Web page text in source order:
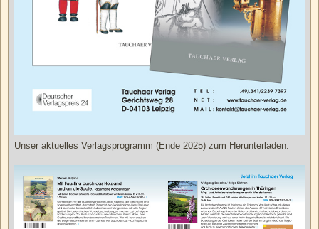
Unser aktuelles Verlagsprogramm (Ende 2025) zum Herunterladen.